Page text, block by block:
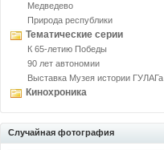
Медведево
Природа республики
Тематические серии
К 65-летию Победы
90 лет автономии
Выставка Музея истории ГУЛАГа
Кинохроника
Случайная фотография